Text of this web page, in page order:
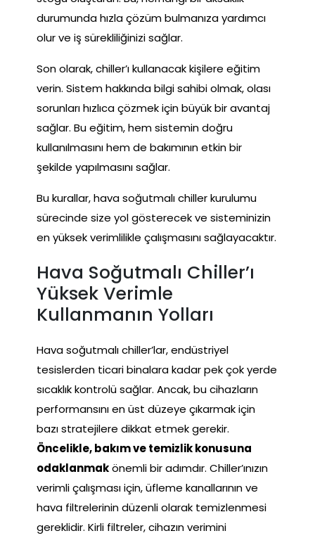
durumunda hızla çözüm bulmanıza yardımcı
olur ve iş sürekliliğinizi sağlar.
Son olarak, chiller’ı kullanacak kişilere eğitim
verin. Sistem hakkında bilgi sahibi olmak, olası
sorunları hızlıca çözmek için büyük bir avantaj
sağlar. Bu eğitim, hem sistemin doğru
kullanılmasını hem de bakımının etkin bir
şekilde yapılmasını sağlar.
Bu kurallar, hava soğutmalı chiller kurulumu
sürecinde size yol gösterecek ve sisteminizin
en yüksek verimlilikle çalışmasını sağlayacaktır.
Hava Soğutmalı Chiller’ı
Yüksek Verimle
Kullanmanın Yolları
Hava soğutmalı chiller’lar, endüstriyel
tesislerden ticari binalara kadar pek çok yerde
sıcaklık kontrolü sağlar. Ancak, bu cihazların
performansını en üst düzeye çıkarmak için
bazı stratejilere dikkat etmek gerekir.
Öncelikle, bakım ve temizlik konusuna
odaklanmakönemli bir adımdır. Chiller’ınızın
verimli çalışması için, üfleme kanallarının ve
hava filtrelerinin düzenli olarak temizlenmesi
gereklidir. Kirli filtreler, cihazın verimini